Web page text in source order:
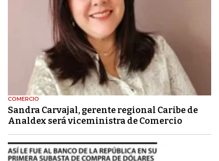
COMERCIO
Sandra Carvajal, gerente regional Caribe de
Analdex será viceministra de Comercio